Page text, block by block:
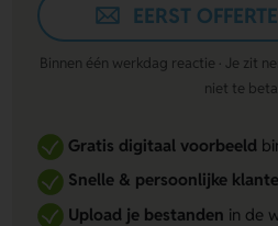
EERST
Binnen één werkdag reactie · Je zit
niet te
Gratis digitaal voorbeeld
Snelle & persoonlijke
Upload je bestanden in de